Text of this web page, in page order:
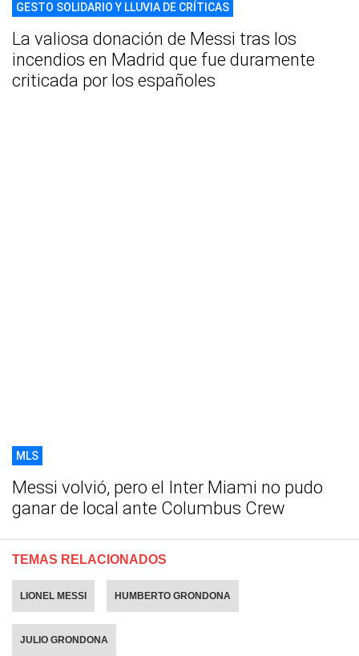
GESTO SOLIDARIO Y LLUVIA DE CRÍTICAS
La valiosa donación de Messi tras los
incendios en Madrid que fue duramente
criticada por los españoles
MLS
Messi volvió, pero el Inter Miami no pudo
ganar de local ante Columbus Crew
TEMAS RELACIONADOS
LIONEL MESSI HUMBERTO GRONDONA
JULIO GRONDONA